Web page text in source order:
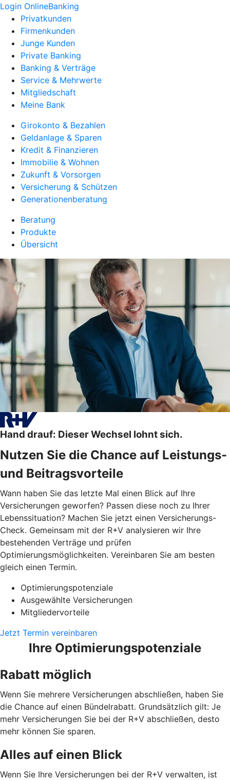
Login OnlineBanking
Privatkunden
Firmenkunden
Junge Kunden
Private Banking
Banking & Verträge
Service & Mehrwerte
Mitgliedschaft
Meine Bank
Girokonto & Bezahlen
Geldanlage & Sparen
Kredit & Finanzieren
Immobilie & Wohnen
Zukunft & Vorsorgen
Versicherung & Schützen
Generationenberatung
Beratung
Produkte
Übersicht
Hand drauf: Dieser Wechsel lohnt sich.
Nutzen Sie die Chance auf Leistungs-
und Beitragsvorteile
Wann haben Sie das letzte Mal einen Blick auf Ihre
Versicherungen geworfen? Passen diese noch zu Ihrer
Lebenssituation? Machen Sie jetzt einen Versicherungs-
Check. Gemeinsam mit der R+V analysieren wir Ihre
bestehenden Verträge und prüfen
Optimierungsmöglichkeiten. Vereinbaren Sie am besten
gleich einen Termin.
Optimierungspotenziale
Ausgewählte Versicherungen
Mitgliedervorteile
Jetzt Termin vereinbaren
Ihre Optimierungspotenziale
Rabatt möglich
Wenn Sie mehrere Versicherungen abschließen, haben Sie
die Chance auf einen Bündelrabatt. Grundsätzlich gilt: Je
mehr Versicherungen Sie bei der R+V abschließen, desto
mehr können Sie sparen.
Alles auf einen Blick
Wenn Sie Ihre Versicherungen bei der R+V verwalten, ist